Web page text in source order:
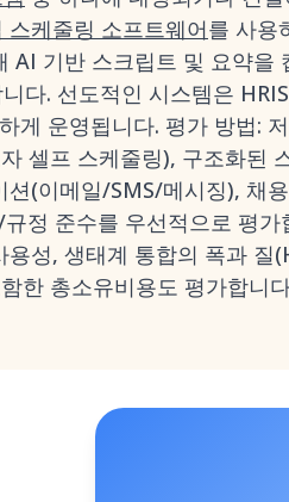
스케줄링 소프트웨어를 사용
AI 기반 스크립트 및 요약을
다. 선도적인 시스템은
게 운영됩니다. 평가 방법:
셀프 스케줄링), 구조화된
(이메일/SMS/메시징), 채
정 준수를 우선적으로 평가
성, 생태계 통합의 폭과 질
한 총소유비용도 평가합니